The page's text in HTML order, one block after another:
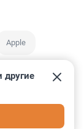
Apple
другие